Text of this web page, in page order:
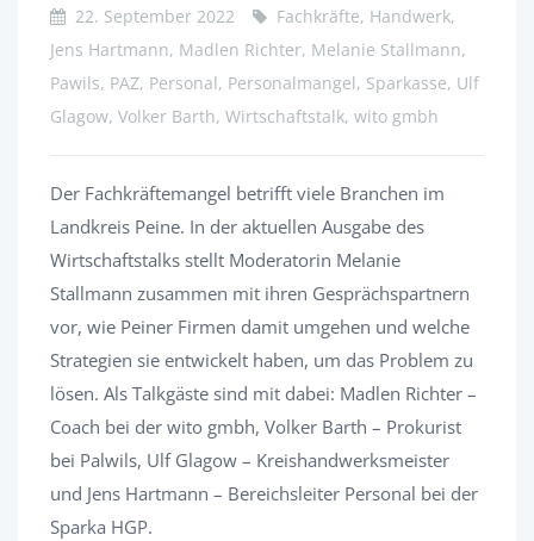
22. September 2022
Fachkräfte, Handwerk,
Jens Hartmann, Madlen Richter, Melanie Stallmann,
Pawils, PAZ, Personal, Personalmangel, Sparkasse, Ulf
Glagow, Volker Barth, Wirtschaftstalk, wito gmbh
Der Fachkräftemangel betrifft viele Branchen im
Landkreis Peine. In der aktuellen Ausgabe des
Wirtschaftstalks stellt Moderatorin Melanie
Stallmann zusammen mit ihren Gesprächspartnern
vor, wie Peiner Firmen damit umgehen und welche
Strategien sie entwickelt haben, um das Problem zu
lösen. Als Talkgäste sind mit dabei: Madlen Richter –
Coach bei der wito gmbh, Volker Barth – Prokurist
bei Palwils, Ulf Glagow – Kreishandwerksmeister
und Jens Hartmann – Bereichsleiter Personal bei der
Sparka HGP.